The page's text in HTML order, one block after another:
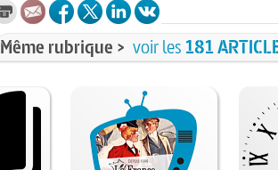
Même rubrique > voir les 181